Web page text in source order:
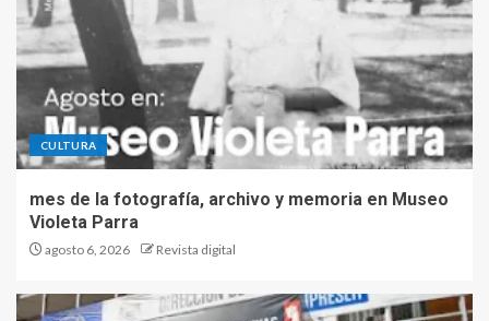
CULTURA
mes de la fotografía, archivo y memoria en Museo
Violeta Parra
agosto 6, 2026 Revista digital